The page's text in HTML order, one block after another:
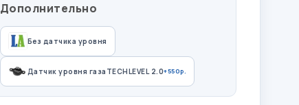
Дополнительно
Без датчика уровня
Датчик уровня газаTECHLEVEL 2.0+550р.